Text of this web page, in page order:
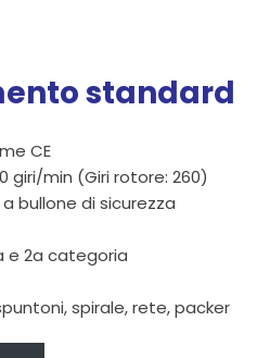
standard
CE
giri/min (Giri rotore: 260)
bullone di sicurezza
e 2a categoria
spirale, rete, packer